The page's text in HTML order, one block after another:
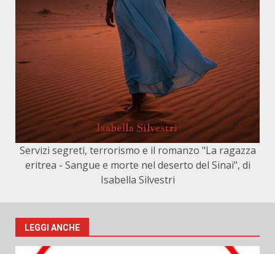
Servizi segreti, terrorismo e il romanzo "La ragazza
eritrea - Sangue e morte nel deserto del Sinai", di
Isabella Silvestri
LEGGI ANCHE